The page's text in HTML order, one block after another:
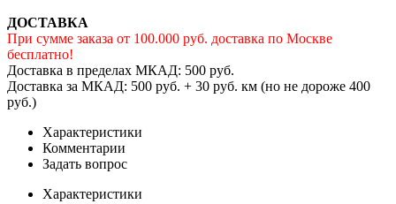
ДОСТАВКА
При сумме заказа от 100.000 руб. доставка по Москве
бесплатно!
Доставка в пределах МКАД: 500 руб.
Доставка за МКАД: 500 руб. + 30 руб. км (но не дороже 400
руб.)
Характеристики
Комментарии
Задать вопрос
Характеристики